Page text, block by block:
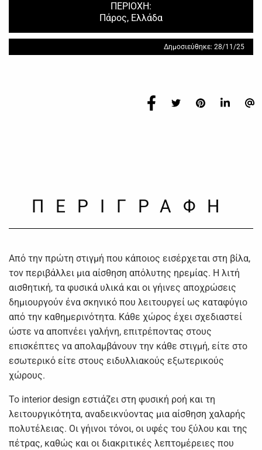
ΠΕΡΙΟΧΗ:
Πάρος, Ελλάδα
Δημοσιεύθηκε: 28/11/25
ΠΕΡΙΓΡΑΦΗ
Από την πρώτη στιγμή που κάποιος εισέρχεται στη βίλα,
τον περιβάλλει μια αίσθηση απόλυτης ηρεμίας. Η λιτή
αισθητική, τα φυσικά υλικά και οι γήινες αποχρώσεις
δημιουργούν ένα σκηνικό που λειτουργεί ως καταφύγιο
από την καθημερινότητα. Κάθε χώρος έχει σχεδιαστεί
ώστε να αποπνέει γαλήνη, επιτρέποντας στους
επισκέπτες να απολαμβάνουν την κάθε στιγμή, είτε στο
εσωτερικό είτε στους ειδυλλιακούς εξωτερικούς
χώρους.
Το interior design εστιάζει στη φυσική ροή και τη
λειτουργικότητα, αναδεικνύοντας μια αίσθηση χαλαρής
πολυτέλειας. Οι γήινοι τόνοι, οι υφές του ξύλου και της
πέτρας, καθώς και οι διακριτικές λεπτομέρειες που